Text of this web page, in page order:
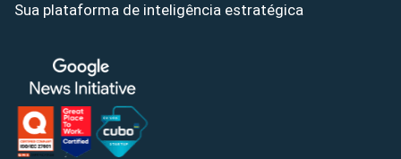
Sua plataforma de inteligência estratégica